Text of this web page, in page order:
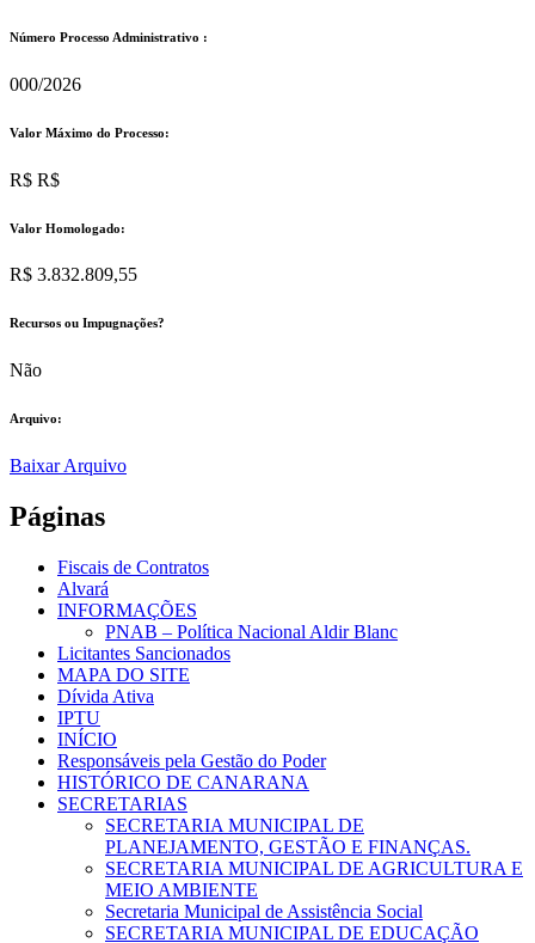
Número Processo Administrativo :
000/2026
Valor Máximo do Processo: ​
R$ R$
Valor Homologado: ​
R$ 3.832.809,55
Recursos ou Impugnações? ​
Não
Arquivo:
Baixar Arquivo
Páginas
Fiscais de Contratos
Alvará
INFORMAÇÕES
PNAB – Política Nacional Aldir Blanc
Licitantes Sancionados
MAPA DO SITE
Dívida Ativa
IPTU
INÍCIO
Responsáveis pela Gestão do Poder
HISTÓRICO DE CANARANA
SECRETARIAS
SECRETARIA MUNICIPAL DE
PLANEJAMENTO, GESTÃO E FINANÇAS.
SECRETARIA MUNICIPAL DE AGRICULTURA E
MEIO AMBIENTE
Secretaria Municipal de Assistência Social
SECRETARIA MUNICIPAL DE EDUCAÇÃO